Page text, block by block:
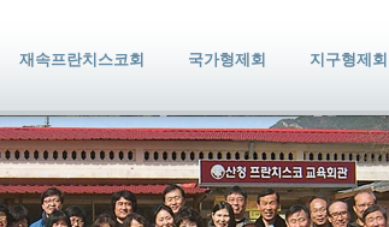
재속프란치스코회 국가형제회 지구형제회